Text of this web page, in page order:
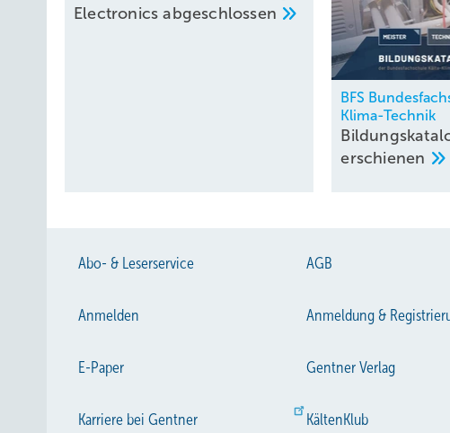
Electronicsabgeschlossen
BFS
Klima-Technik
erschienen
Abo- & Leserservice AGB
Anmelden Anmeldung &
E-Paper Gentner Verlag
Karriere bei Gentner KältenKlub